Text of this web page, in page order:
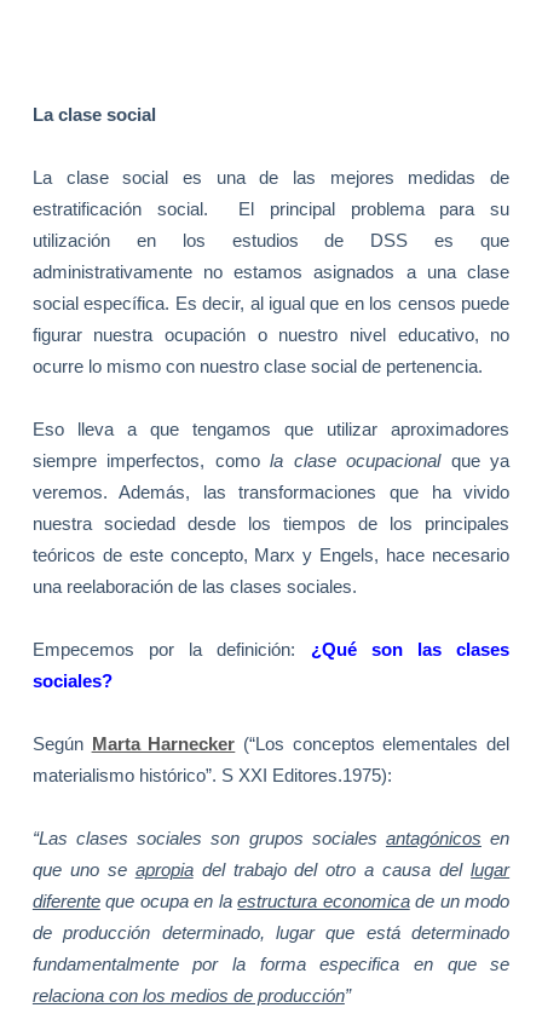
La clase social
La clase social es una de las mejores medidas de
estratificación social.
El principal problema para su
utilización en los estudios de DSS es que
administrativamente no estamos asignados a una clase
social específica. Es decir, al igual que en los censos puede
figurar nuestra ocupación o nuestro nivel educativo, no
ocurre lo mismo con nuestro clase social de pertenencia.
Eso lleva a que tengamos que utilizar aproximadores
siempre imperfectos, comola clase ocupacionalque ya
veremos. Además, las transformaciones que ha vivido
nuestra sociedad desde los tiempos de los principales
teóricos de este concepto, Marx y Engels, hace necesario
una reelaboración de las clases sociales.
Empecemos por la definición: ¿Qué son las clases
sociales?
Según Marta Harnecker (“Los conceptos elementales del
materialismo histórico”. S XXI Editores.1975):
“Las clases sociales son grupos sociales antagónicos en
que uno se apropiadel trabajo del otro a causa dellugar
diferenteque ocupa en laestructura economicade un modo
de producción determinado, lugar que está determinado
fundamentalmente por la forma especifica en que se
relaciona con los medios de producción”